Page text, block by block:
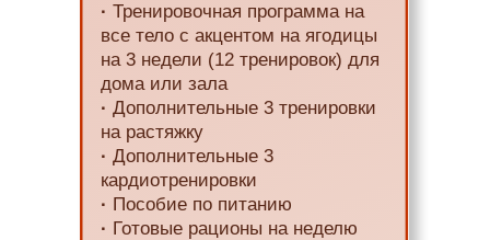
· Тренировочная программа на
все тело с акцентом на ягодицы
на 3 недели (12 тренировок) для
дома или зала
· Дополнительные 3 тренировки
на растяжку
· Дополнительные 3
кардиотренировки
· Пособие по питанию
· Готовые рационы на неделю